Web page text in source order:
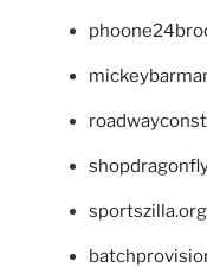
sportszilla.org